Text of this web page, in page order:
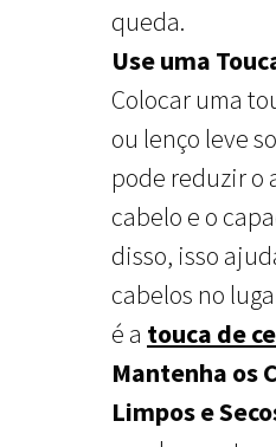
queda.
Use uma
Colocar uma
ou lenço leve
pode reduzir o
cabelo e o
disso, isso
cabelos no
é a touca de
Mantenha os
Limpos e